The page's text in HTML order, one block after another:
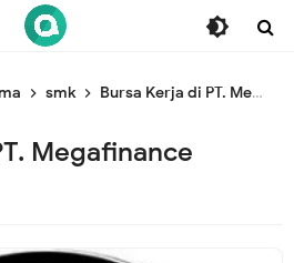
br end */
smk Bursa Kerja di PT. Megafinance Cabang Metro
Megafinance